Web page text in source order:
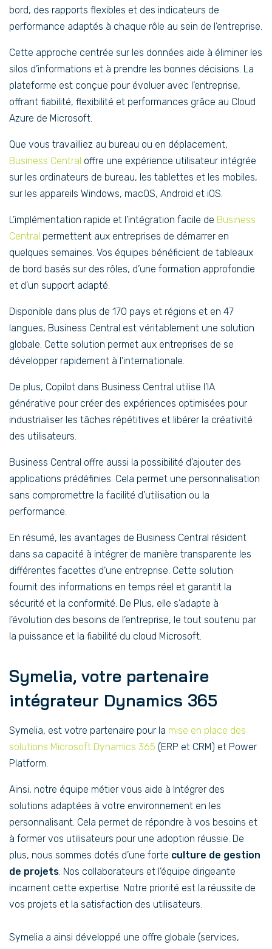
bord, des rapports flexibles et des indicateurs de
performance adaptés à chaque rôle au sein de l’entreprise.
Cette approche centrée sur les données aide à éliminer les
silos d’informations et à prendre les bonnes décisions. La
plateforme est conçue pour évoluer avec l’entreprise,
offrant fiabilité, flexibilité et performances grâce au Cloud
Azure de Microsoft.
Que vous travailliez au bureau ou en déplacement,
Business Central offre une expérience utilisateur intégrée
sur les ordinateurs de bureau, les tablettes et les mobiles,
sur les appareils Windows, macOS, Android et iOS.
L’implémentation rapide et l’intégration facile de Business
Central permettent aux entreprises de démarrer en
quelques semaines. Vos équipes bénéficient de tableaux
de bord basés sur des rôles, d’une formation approfondie
et d’un support adapté.
Disponible dans plus de 170 pays et régions et en 47
langues, Business Central est véritablement une solution
globale. Cette solution permet aux entreprises de se
développer rapidement à l’internationale.
De plus, Copilot dans Business Central utilise l’IA
générative pour créer des expériences optimisées pour
industrialiser les tâches répétitives et libérer la créativité
des utilisateurs.
Business Central offre aussi la possibilité d’ajouter des
applications prédéfinies. Cela permet une personnalisation
sans compromettre la facilité d’utilisation ou la
performance.
En résumé, les avantages de Business Central résident
dans sa capacité à intégrer de manière transparente les
différentes facettes d’une entreprise. Cette solution
fournit des informations en temps réel et garantit la
sécurité et la conformité. De Plus, elle s’adapte à
l’évolution des besoins de l’entreprise, le tout soutenu par
la puissance et la fiabilité du cloud Microsoft.
Symelia, votre partenaire
intégrateur Dynamics 365
Symelia, est votre partenaire pour la mise en place des
solutions Microsoft Dynamics 365 (ERP et CRM) et Power
Platform.
Ainsi, notre équipe métier vous aide à Intégrer des
solutions adaptées à votre environnement en les
personnalisant. Cela permet de répondre à vos besoins et
à former vos utilisateurs pour une adoption réussie. De
plus, nous sommes dotés d’une forte culture de gestion
de projets. Nos collaborateurs et l’équipe dirigeante
incarnent cette expertise. Notre priorité est la réussite de
vos projets et la satisfaction des utilisateurs.
Symelia a ainsi développé une offre globale (services,